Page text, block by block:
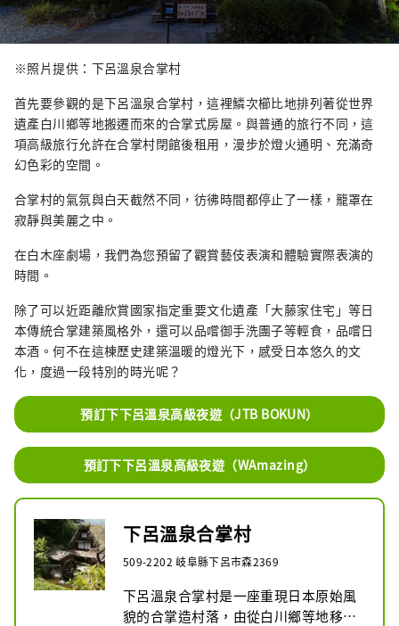
※照片提供：下呂溫泉合掌村
首先要參觀的是下呂溫泉合掌村，這裡鱗次櫛比地排列著從世界
遺產白川鄉等地搬遷而來的合掌式房屋。與普通的旅行不同，這
項高級旅行允許在合掌村閉館後租用，漫步於燈火通明、充滿奇
幻色彩的空間。
合掌村的氣氛與白天截然不同，彷彿時間都停止了一樣，籠罩在
寂靜與美麗之中。
在白木座劇場，我們為您預留了觀賞藝伎表演和體驗實際表演的
時間。
除了可以近距離欣賞國家指定重要文化遺產「大藤家住宅」等日
本傳統合掌建築風格外，還可以品嚐御手洗團子等輕食，品嚐日
本酒。何不在這棟歷史建築溫暖的燈光下，感受日本悠久的文
化，度過一段特別的時光呢？
預訂下下呂溫泉高級夜遊（JTB BOKUN）
預訂下下呂溫泉高級夜遊（WAmazing）
下呂溫泉合掌村
509-2202 岐阜縣下呂市森2369
下呂溫泉合掌村是一座重現日本原始風
貌的合掌造村落，由從白川鄉等地移築